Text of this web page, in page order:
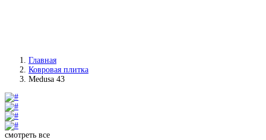
Главная
Ковровая плитка
Medusa 43
смотреть все